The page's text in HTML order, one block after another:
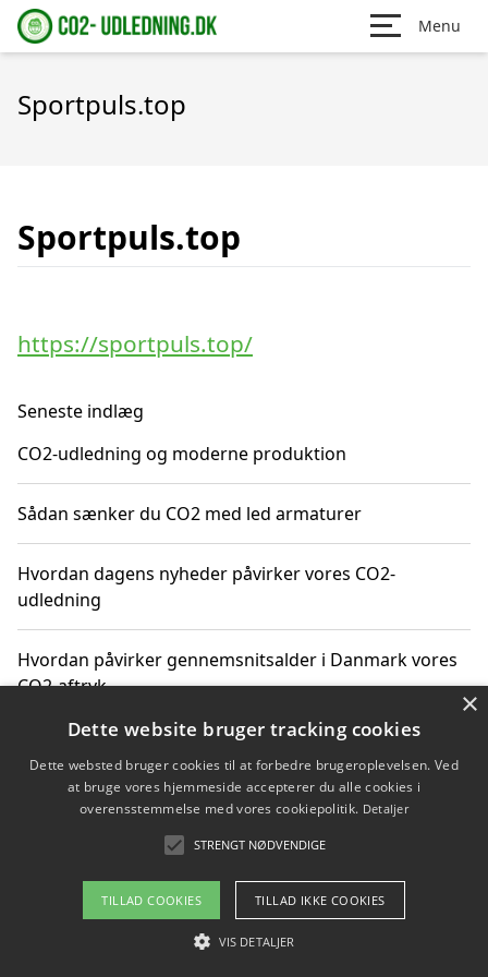
Menu
Sportpuls.top
Sportpuls.top
https://sportpuls.top/
Seneste indlæg
CO2-udledning og moderne produktion
Sådan sænker du CO2 med led armaturer
Hvordan dagens nyheder påvirker vores CO2-
udledning
Hvordan påvirker gennemsnitsalder i Danmark vores
CO2-aftryk
Hvordan nyheder om CO2-udledning påvirker vores
hverdag
Om / kontakt
Blog Betingelser
×
Dette website bruger tracking cookies
Dette websted bruger cookies til at forbedre brugeroplevelsen. Ved
at bruge vores hjemmeside accepterer du alle cookies i
overensstemmelse med vores cookiepolitik. Detaljer
STRENGT NØDVENDIGE
TILLAD COOKIES TILLAD IKKE COOKIES
VIS DETALJER